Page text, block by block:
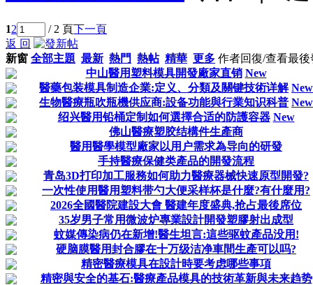
12 / 2 頁下一頁
返 回
新窗 全部主題 最新 熱門 熱帖 精華 更多 作者回復/查看最後
中山醫用塑料模具開發廠家直销 New
醫藥包装模具制造企業:定义、分類及關键技術详解 New
生物醫療瓶吹瓶機供应商:設备功能與行業知识科普 New
绍兴醫用铅桶定制如何選擇合适的防護容器 New
佛山醫療塑胶结構件生產商
醫用醫學模型廠家以用户需求為导向的研發
手持醫療保健类產品的開發流程
青岛3D打印加工服務如何助力醫療器械快速原型開發?
一次性使用醫用塑料带勺大便采样杯是什麼?有什麼用?
2026全國醫院建設大會 醫建年度盛典,抢占最後席位
35岁男子常用微波炉專業設計開發塑膠射出成型
蚊媒傳染病仍在新增!醫生坦言:這些驱蚊產品没用!
硬脑膜醫用封合膠在十万级洁净車間生產可以吗?
精密醫療模具在設計時要考虑哪些事項
精密與安全的基石:醫療產品模具的技術革新與未来趋势